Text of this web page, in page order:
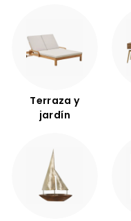
Terraza y
jardín